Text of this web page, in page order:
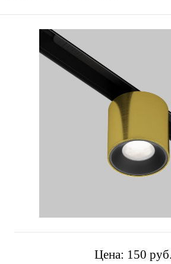
Цена: 150 pуб.